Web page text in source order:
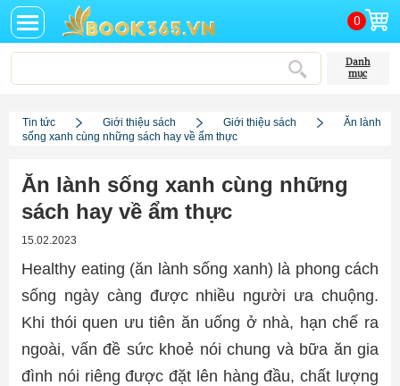
0
Danh
mục
Tin tức Giới thiệu sách Giới thiệu sách
Ăn lành
sống xanh cùng những sách hay về ẩm thực
Ăn lành sống xanh cùng những
sách hay về ẩm thực
15.02.2023
Healthy eating (ăn lành sống xanh) là phong cách
sống ngày càng được nhiều người ưa chuộng.
Khi thói quen ưu tiên ăn uống ở nhà, hạn chế ra
ngoài, vấn đề sức khoẻ nói chung và bữa ăn gia
đình nói riêng được đặt lên hàng đầu, chất lượng